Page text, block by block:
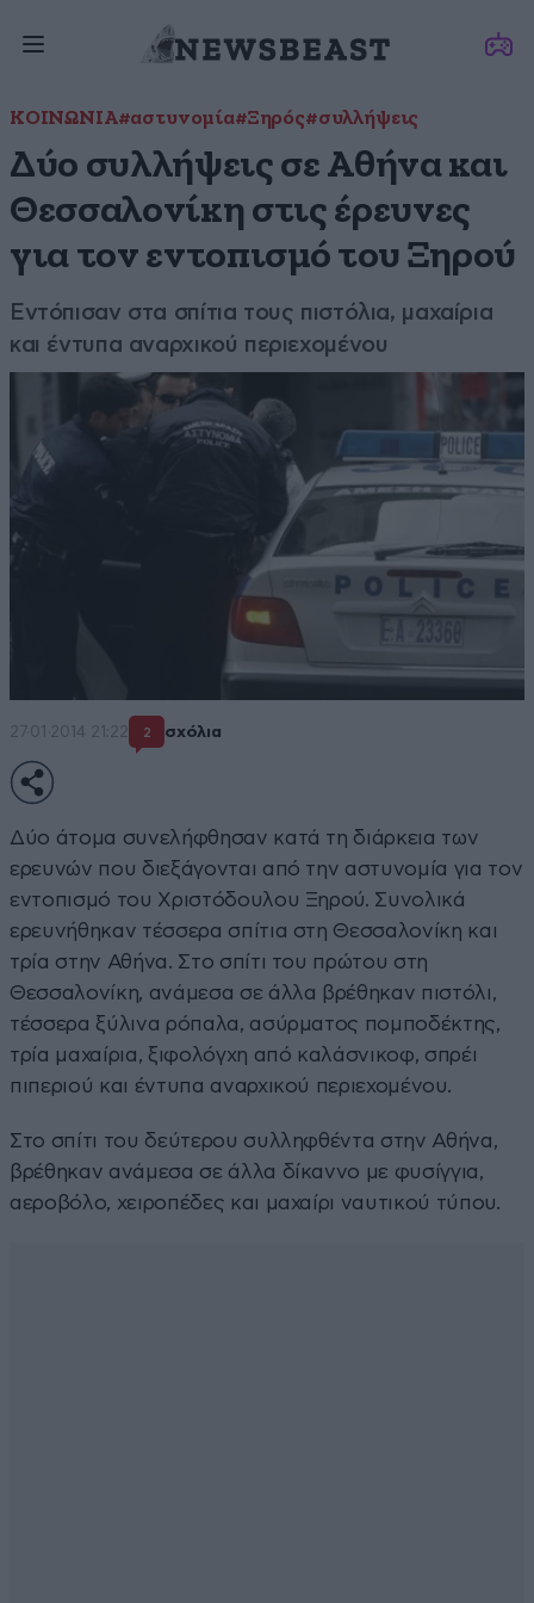
ΚΟΙΝΩΝΙΑ#αστυνομία#Ξηρός#συλλήψεις
Δύο συλλήψεις σε Αθήνα και
Θεσσαλονίκη στις έρευνες
για τον εντοπισμό του Ξηρού
Εντόπισαν στα σπίτια τους πιστόλια, μαχαίρια
και έντυπα αναρχικού περιεχομένου
27·01·2014 21:22 2 σχόλια
Δύο άτομα συνελήφθησαν κατά τη διάρκεια των
ερευνών που διεξάγονται από την αστυνομία για τον
εντοπισμό του Χριστόδουλου Ξηρού. Συνολικά
ερευνήθηκαν τέσσερα σπίτια στη Θεσσαλονίκη και
τρία στην Αθήνα. Στο σπίτι του πρώτου στη
Θεσσαλονίκη, ανάμεσα σε άλλα βρέθηκαν πιστόλι,
τέσσερα ξύλινα ρόπαλα, ασύρματος πομποδέκτης,
τρία μαχαίρια, ξιφολόγχη από καλάσνικοφ, σπρέι
πιπεριού και έντυπα αναρχικού περιεχομένου.
Στο σπίτι του δεύτερου συλληφθέντα στην Αθήνα,
βρέθηκαν ανάμεσα σε άλλα δίκαννο με φυσίγγια,
αεροβόλο, χειροπέδες και μαχαίρι ναυτικού τύπου.